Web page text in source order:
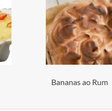
Bananas ao Rum